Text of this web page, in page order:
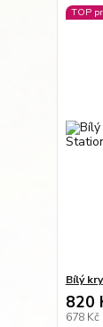
TOP
Bílý
820
678 Kč